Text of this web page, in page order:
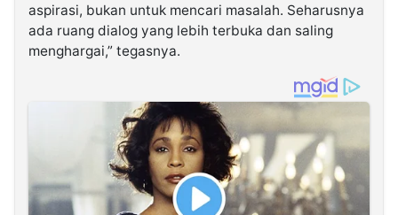
aspirasi, bukan untuk mencari masalah. Seharusnya
ada ruang dialog yang lebih terbuka dan saling
menghargai,” tegasnya.